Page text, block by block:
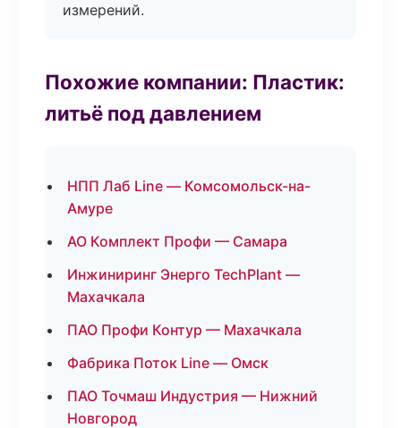
измерений.
Похожие компании: Пластик:
литьё под давлением
НПП Лаб Line — Комсомольск-на-
Амуре
АО Комплект Профи — Самара
Инжиниринг Энерго TechPlant —
Махачкала
ПАО Профи Контур — Махачкала
Фабрика Поток Line — Омск
ПАО Точмаш Индустрия — Нижний
Новгород